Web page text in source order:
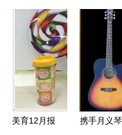
他包在张北
一夜爆红？
儿沉睡的耳
美育12月报
携手月义琴